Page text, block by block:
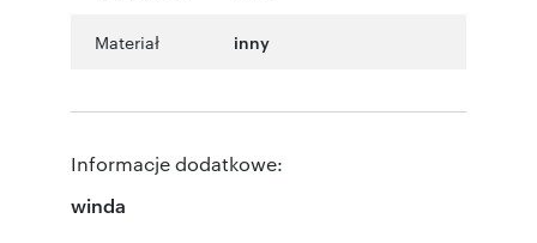
Materiał inny
Informacje dodatkowe:
winda